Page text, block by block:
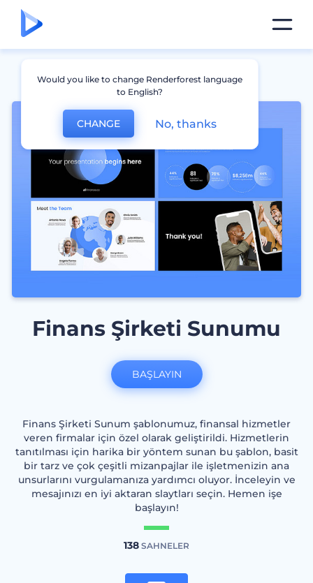
Finans Şirketi Sunumu
Finans Şirketi Sunum şablonumuz, finansal hizmetler
veren firmalar için özel olarak geliştirildi. Hizmetlerin
tanıtılması için harika bir yöntem sunan bu şablon, basit
bir tarz ve çok çeşitli mizanpajlar ile işletmenizin ana
unsurlarını vurgulamanıza yardımcı oluyor. İnceleyin ve
mesajınızı en iyi aktaran slaytları seçin. Hemen işe
başlayın!
138 SAHNELER
BAŞLAYIN
Would you like to change Renderforest language
to English?
CHANGE No, thanks